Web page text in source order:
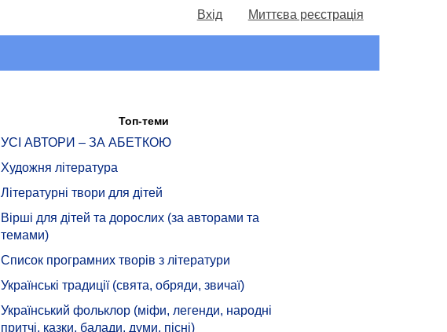
Вхід Миттєва реєстрація
Топ-теми
УСІ АВТОРИ – ЗА АБЕТКОЮ
Художня література
Літературні твори для дітей
Вірші для дітей та дорослих (за авторами та
темами)
Список програмних творів з літератури
Українські традиції (свята, обряди, звичаї)
Український фольклор (міфи, легенди, народні
притчі, казки, балади, думи, пісні)